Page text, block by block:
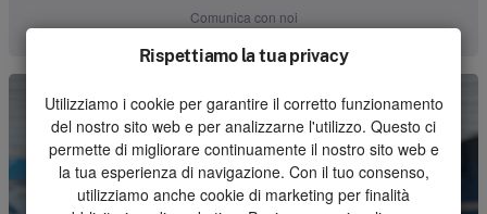
Numero dell'articolo
2300133
Unità
Pezzo
Quantità minima d'ordine
1
Comunica con noi
Rispettiamo la tua privacy
Utilizziamo i cookie per garantire il corretto funzionamento
del nostro sito web e per analizzarne l'utilizzo. Questo ci
permette di migliorare continuamente il nostro sito web e
la tua esperienza di navigazione. Con il tuo consenso,
utilizziamo anche cookie di marketing per finalità